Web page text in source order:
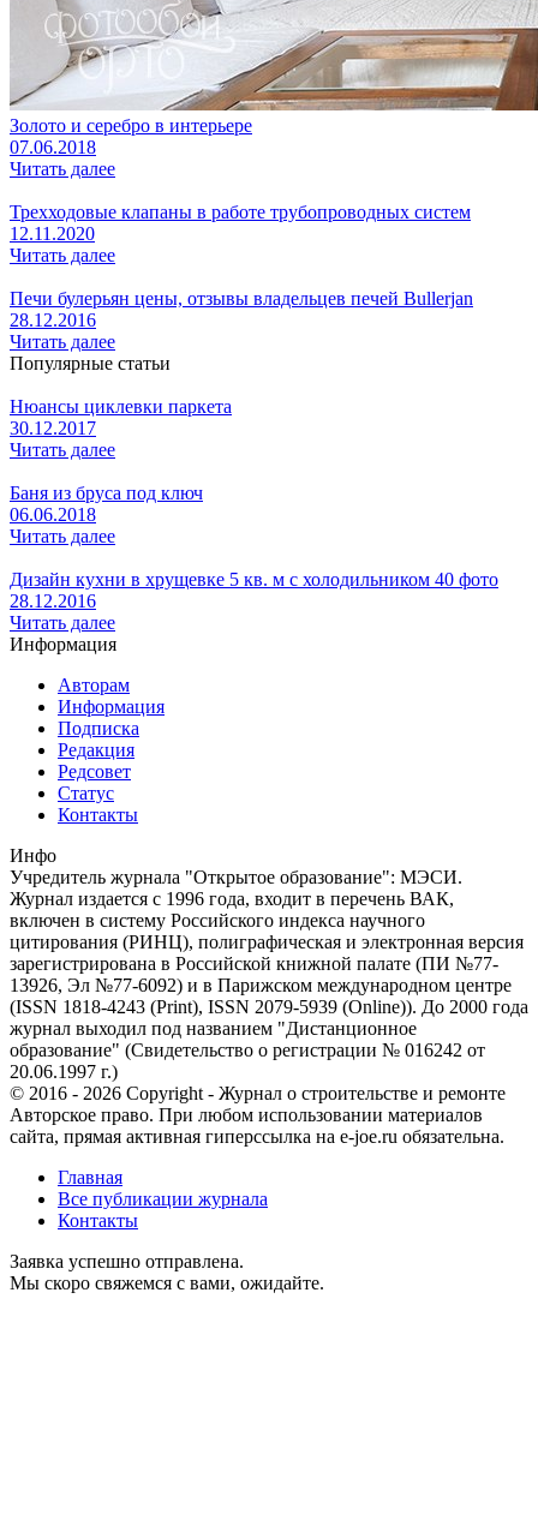
Золото и серебро в интерьере
07.06.2018
Читать далее
Трехходовые клапаны в работе трубопроводных систем
12.11.2020
Читать далее
Печи булерьян цены, отзывы владельцев печей Bullerjan
28.12.2016
Читать далее
Популярные статьи
Нюансы циклевки паркета
30.12.2017
Читать далее
Баня из бруса под ключ
06.06.2018
Читать далее
Дизайн кухни в хрущевке 5 кв. м с холодильником 40 фото
28.12.2016
Читать далее
Информация
Авторам
Информация
Подписка
Редакция
Редсовет
Статус
Контакты
Инфо
Учредитель журнала "Открытое образование": МЭСИ.
Журнал издается с 1996 года, входит в перечень ВАК,
включен в систему Российского индекса научного
цитирования (РИНЦ), полиграфическая и электронная версия
зарегистрирована в Российской книжной палате (ПИ №77-
13926, Эл №77-6092) и в Парижском международном центре
(ISSN 1818-4243 (Print), ISSN 2079-5939 (Online)). До 2000 года
журнал выходил под названием "Дистанционное
образование" (Свидетельство о регистрации № 016242 от
20.06.1997 г.)
© 2016 - 2026 Copyright - Журнал о строительстве и ремонте
Авторское право. При любом использовании материалов
сайта, прямая активная гиперссылка на e-joe.ru обязательна.
Главная
Все публикации журнала
Контакты
Заявка успешно отправлена.
Мы скоро свяжемся с вами, ожидайте.